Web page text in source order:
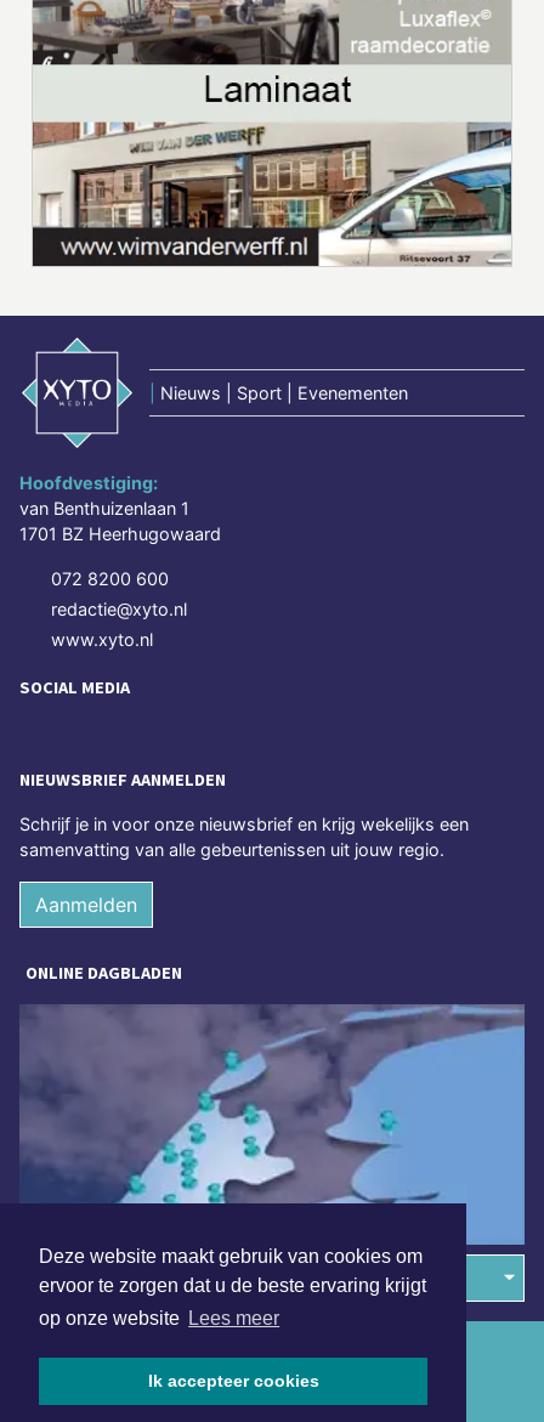
Deze website maakt gebruik van cookies om
ervoor te zorgen dat u de beste ervaring krijgt
op onze website Lees meer
Ik accepteer cookies
Nieuws | Sport | Evenementen
Hoofdvestiging:
van Benthuizenlaan 1
1701 BZ Heerhugowaard
072 8200 600
redactie@xyto.nl
www.xyto.nl
SOCIAL MEDIA
NIEUWSBRIEF AANMELDEN
Schrijf je in voor onze nieuwsbrief en krijg wekelijks een
samenvatting van alle gebeurtenissen uit jouw regio.
Aanmelden
ONLINE DAGBLADEN
Overige dagbladen in de regio